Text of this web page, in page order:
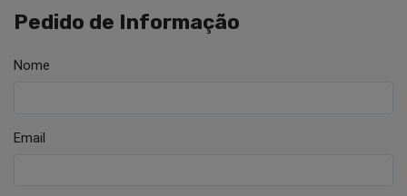
Pedido de Informação
Nome
Email